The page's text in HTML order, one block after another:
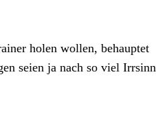
holen wollen, behauptet
seien ja nach so viel Irrsinn